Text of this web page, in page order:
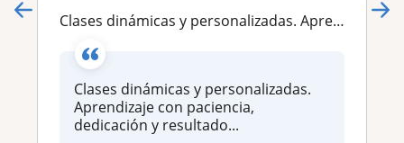
Clases dinámicas y personalizadas. Aprendizaje con paciencia, dedicación y resultados
Clases dinámicas y personalizadas.
Aprendizaje con paciencia,
dedicación y resultado...